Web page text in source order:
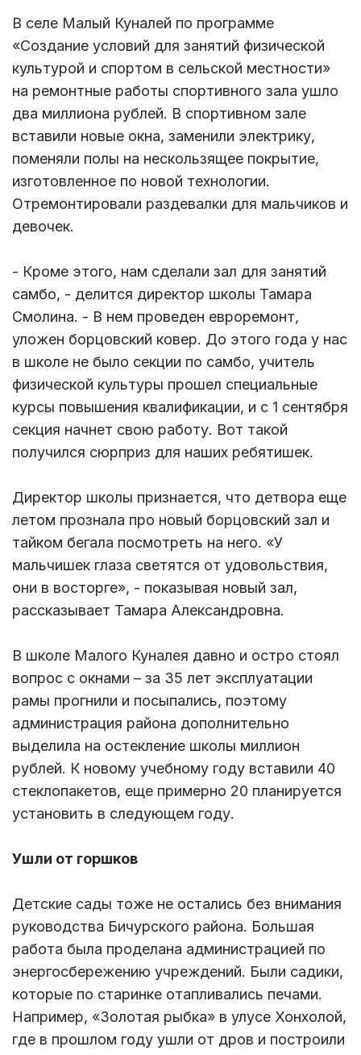
В селе Малый Куналей по программе
«Создание условий для занятий физической
культурой и спортом в сельской местности»
на ремонтные работы спортивного зала ушло
два миллиона рублей. В спортивном зале
вставили новые окна, заменили электрику,
поменяли полы на нескользящее покрытие,
изготовленное по новой технологии.
Отремонтировали раздевалки для мальчиков и
девочек.
- Кроме этого, нам сделали зал для занятий
самбо, - делится директор школы Тамара
Смолина. - В нем проведен евроремонт,
уложен борцовский ковер. До этого года у нас
в школе не было секции по самбо, учитель
физической культуры прошел специальные
курсы повышения квалификации, и с 1 сентября
секция начнет свою работу. Вот такой
получился сюрприз для наших ребятишек.
Директор школы признается, что детвора еще
летом прознала про новый борцовский зал и
тайком бегала посмотреть на него. «У
мальчишек глаза светятся от удовольствия,
они в восторге», - показывая новый зал,
рассказывает Тамара Александровна.
В школе Малого Куналея давно и остро стоял
вопрос с окнами – за 35 лет эксплуатации
рамы прогнили и посыпались, поэтому
администрация района дополнительно
выделила на остекление школы миллион
рублей. К новому учебному году вставили 40
стеклопакетов, еще примерно 20 планируется
установить в следующем году.
Ушли от горшков
Детские сады тоже не остались без внимания
руководства Бичурского района. Большая
работа была проделана администрацией по
энергосбережению учреждений. Были садики,
которые по старинке отапливались печами.
Например, «Золотая рыбка» в улусе Хонхолой,
где в прошлом году ушли от дров и построили